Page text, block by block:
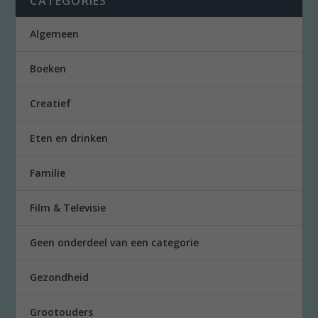
Algemeen
Boeken
Creatief
Eten en drinken
Familie
Film & Televisie
Geen onderdeel van een categorie
Gezondheid
Grootouders